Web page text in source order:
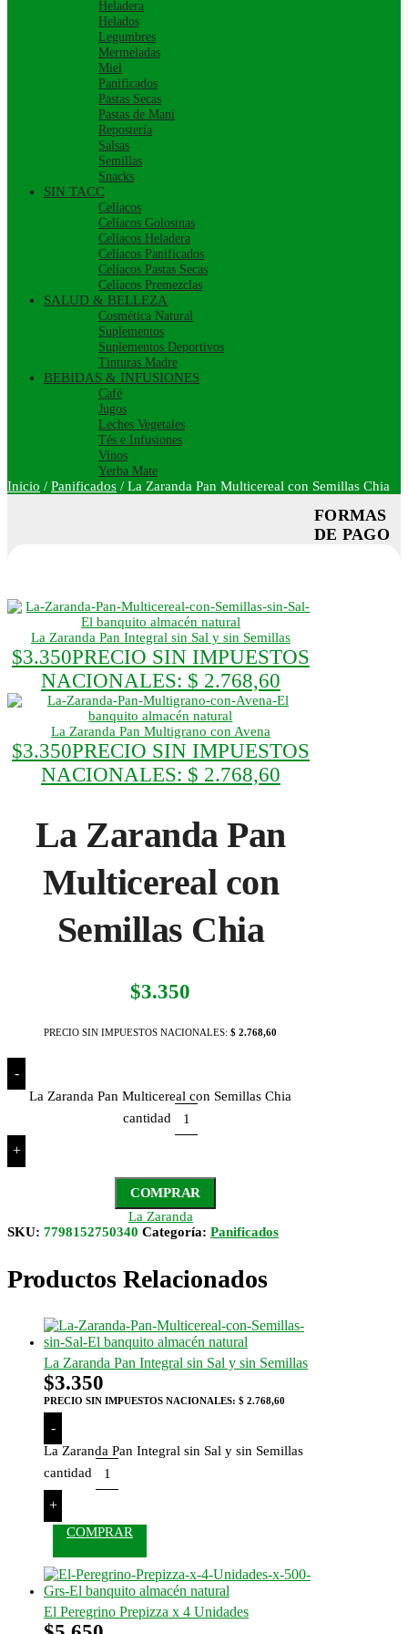
Heladera
Helados
Legumbres
Mermeladas
Miel
Panificados
Pastas Secas
Pastas de Maní
Repostería
Salsas
Semillas
Snacks
SIN TACC
Celíacos
Celíacos Golosinas
Celíacos Heladera
Celíacos Panificados
Celíacos Pastas Secas
Celíacos Premezclas
SALUD & BELLEZA
Cosmética Natural
Suplementos
Suplementos Deportivos
Tinturas Madre
BEBIDAS & INFUSIONES
Café
Jugos
Leches Vegetales
Tés e Infusiones
Vinos
Yerba Mate
Inicio / Panificados / La Zaranda Pan Multicereal con Semillas Chia
La Zaranda Pan Integral sin Sal y sin Semillas
$3.350PRECIO SIN IMPUESTOS
NACIONALES: $ 2.768,60
La Zaranda Pan Multigrano con Avena
$3.350PRECIO SIN IMPUESTOS
NACIONALES: $ 2.768,60
La Zaranda Pan
Multicereal con
Semillas Chia
$3.350
PRECIO SIN IMPUESTOS NACIONALES:$ 2.768,60
-
La Zaranda Pan Multicereal con Semillas Chia
cantidad
+
COMPRAR
La Zaranda
SKU: 7798152750340 Categoría: Panificados
Productos Relacionados
La Zaranda Pan Integral sin Sal y sin Semillas
$3.350
PRECIO SIN IMPUESTOS NACIONALES: $ 2.768,60
-
La Zaranda Pan Integral sin Sal y sin Semillas
cantidad
+
COMPRAR
El Peregrino Prepizza x 4 Unidades
FORMAS
DE PAGO